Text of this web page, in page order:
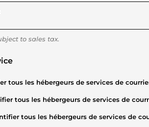
pour $17.31
to sales tax.
tous les hébergeurs de services de
tous les hébergeurs de services de
tous les hébergeurs de services de